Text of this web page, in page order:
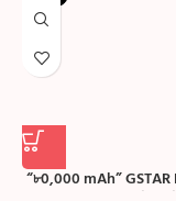
“৮0,000 mAh”